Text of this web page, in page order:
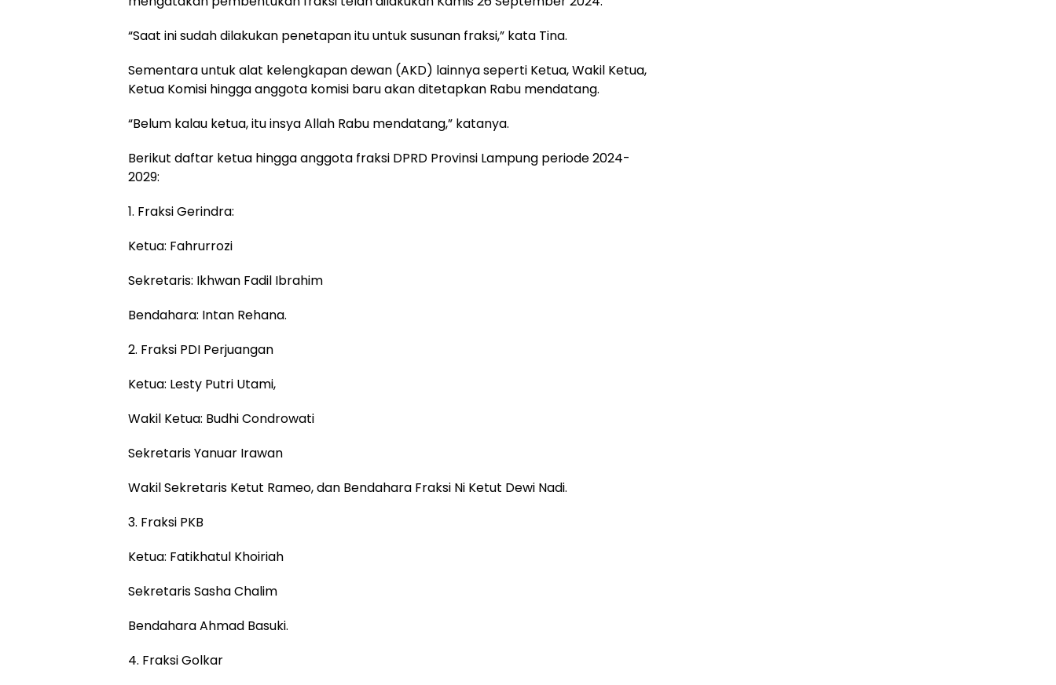
“Saat ini sudah dilakukan penetapan itu untuk susunan fraksi,” kata Tina.
Sementara untuk alat kelengkapan dewan (AKD) lainnya seperti Ketua, Wakil Ketua,
Ketua Komisi hingga anggota komisi baru akan ditetapkan Rabu mendatang.
“Belum kalau ketua, itu insya Allah Rabu mendatang,” katanya.
Berikut daftar ketua hingga anggota fraksi DPRD Provinsi Lampung periode 2024-
2029:
1. Fraksi Gerindra:
Ketua: Fahrurrozi
Sekretaris: Ikhwan Fadil Ibrahim
Bendahara: Intan Rehana.
2. Fraksi PDI Perjuangan
Ketua: Lesty Putri Utami,
Wakil Ketua: Budhi Condrowati
Sekretaris Yanuar Irawan
Wakil Sekretaris Ketut Rameo, dan Bendahara Fraksi Ni Ketut Dewi Nadi.
3. Fraksi PKB
Ketua: Fatikhatul Khoiriah
Sekretaris Sasha Chalim
Bendahara Ahmad Basuki.
4. Fraksi Golkar